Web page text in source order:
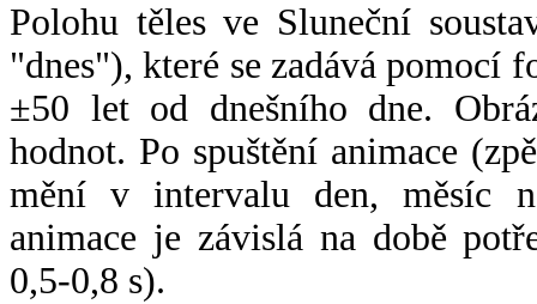
Polohu těles ve Sluneční
"dnes"), které se zadává pomocí
±50 let od dnešního dne.
hodnot. Po spuštění animace
mění v intervalu den, měsíc
animace je závislá na době
0,5-0,8 s).